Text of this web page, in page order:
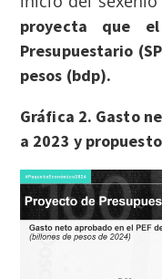
proyecta que
Presupuestario
pesos (bdp).
Gráfica 2. Gasto
a 2023 y